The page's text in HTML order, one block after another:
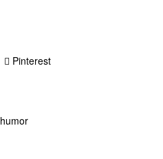
Pinterest
humor